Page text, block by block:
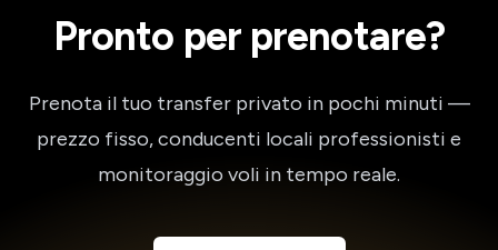
Pronto per prenotare?
Prenota il tuo transfer privato in pochi minuti —
prezzo fisso, conducenti locali professionisti e
monitoraggio voli in tempo reale.